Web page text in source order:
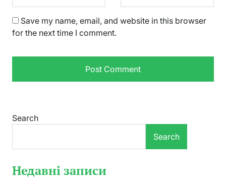
Save my name, email, and website in this browser
for the next time I comment.
Search
Search
Недавні записи